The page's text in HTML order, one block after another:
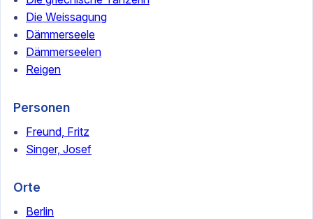
Die Weissagung
Dämmerseele
Dämmerseelen
Reigen
Personen
Freund, Fritz
Singer, Josef
Orte
Berlin